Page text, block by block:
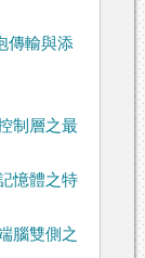
傳輸與添
制層之最
憶體之特
腦雙側之